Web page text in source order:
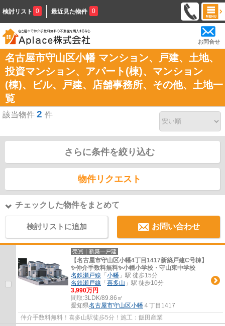
検討リスト 0 最近見た物件 0
お問合せ
名古屋市守山区小幡 マンション、戸建、土地、
投資マンション、アパート(棟)、マンション
(棟)、ビル、戸建、店舗事務所、その他、土地一
覧
該当物件 2 件
さらに条件を絞り込む
物件リクエスト
チェックした物件をまとめて
検討リストに追加 お問い合わせ
売買｜新築一戸建
【名古屋市守山区小幡4丁目1417新築戸建C号棟】
✨️仲介手数料無料✨️小幡小学校・守山東中学校
名鉄瀬戸線 「 小幡 」駅 徒歩15分
名鉄瀬戸線 「 喜多山 」駅 徒歩10分
3,990万円
間取:3LDK/89.86㎡
愛知県名古屋市守山区小幡 ４丁目1417
仲介手数料無料！喜多山駅徒歩5分！施工：飯田産業